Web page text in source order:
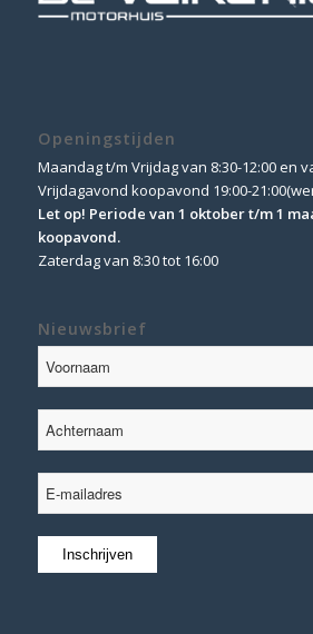
Openingstijden
Maandag t/m Vrijdag van 8:30-12:00 en
Vrijdagavond koopavond 19:00-
Let op! Periode van 1 oktober t/m 1
koopavond.
Zaterdag van 8:30 tot 16:00
Nieuwsbrief